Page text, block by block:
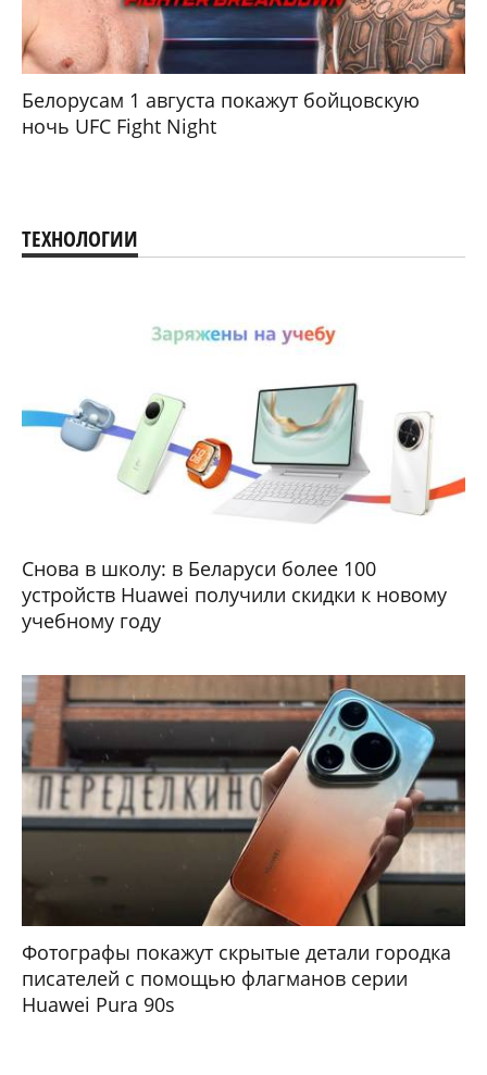
Белорусам 1 августа покажут бойцовскую
ночь UFC Fight Night
ТЕХНОЛОГИИ
Снова в школу: в Беларуси более 100
устройств Huawei получили скидки к новому
учебному году
Фотографы покажут скрытые детали городка
писателей с помощью флагманов серии
Huawei Pura 90s